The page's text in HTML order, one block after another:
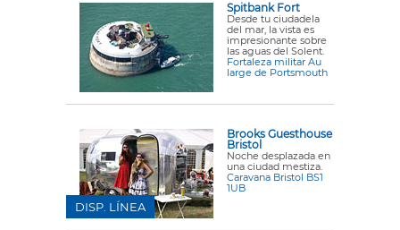
Spitbank Fort
Desde tu ciudadela
del mar, la vista es
impresionante sobre
las aguas del Solent.
Fortaleza militar Au
large de Portsmouth
Brooks Guesthouse
Bristol
Noche desplazada en
una ciudad mestiza.
Caravana Bristol BS1
1UB
DISP. LÍNEA